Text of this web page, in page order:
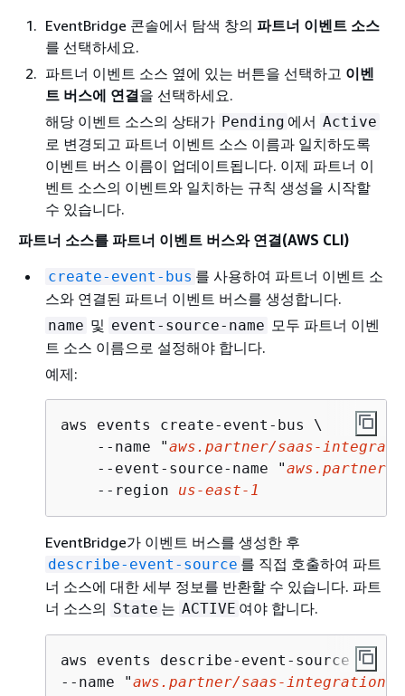
EventBridge 콘솔에서 탐색 창의 파트너 이벤트 소스
를 선택하세요.
파트너 이벤트 소스 옆에 있는 버튼을 선택하고 이벤
트 버스에 연결을 선택하세요.
해당 이벤트 소스의 상태가 Pending 에서 Active
로 변경되고 파트너 이벤트 소스 이름과 일치하도록
이벤트 버스 이름이 업데이트됩니다. 이제 파트너 이
벤트 소스의 이벤트와 일치하는 규칙 생성을 시작할
수 있습니다.
파트너 소스를 파트너 이벤트 버스와 연결(AWS CLI)
create-event-bus 를 사용하여 파트너 이벤트 소
스와 연결된 파트너 이벤트 버스를 생성합니다.
name 및 event-source-name 모두 파트너 이벤
트 소스 이름으로 설정해야 합니다.
예제:
aws events create-event-bus \
    --name "
aws.partner/saas-
    --event-source-name "
aws.partner/
    --region
us-east-1
EventBridge가 이벤트 버스를 생성한 후
describe-event-source 를 직접 호출하여 파트
너 소스에 대한 세부 정보를 반환할 수 있습니다. 파트
너 소스의 State 는 ACTIVE 여야 합니다.
aws events describe-event-source
--name "aws.partner/saas-integration/